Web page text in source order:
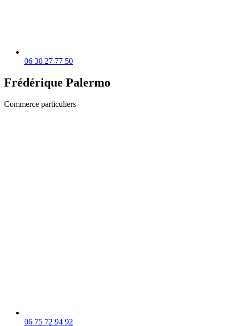
06 30 27 77 50
Frédérique Palermo
Commerce particuliers
06 75 72 94 92